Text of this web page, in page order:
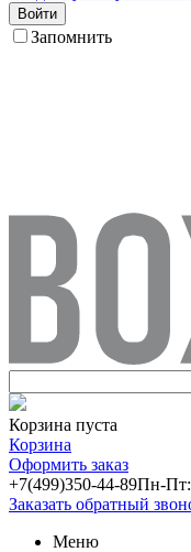
Войти
Запомнить
Корзина пуста
Корзина
Оформить заказ
+7(499)350-44-89Пн-Пт:
Заказать обратный
Меню